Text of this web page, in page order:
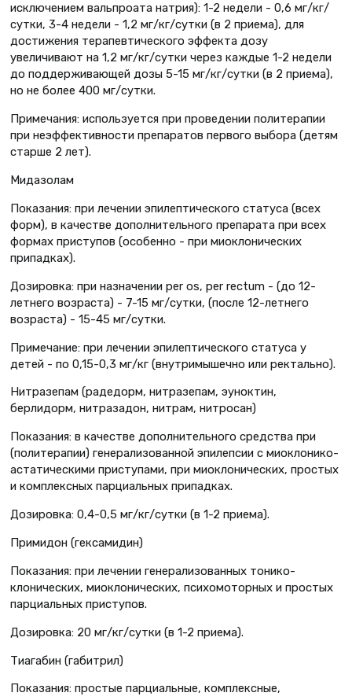
исключением вальпроата натрия): 1-2 недели - 0,6 мг/кг/
сутки, 3-4 недели - 1,2 мг/кг/сутки (в 2 приема), для
достижения терапевтического эффекта дозу
увеличивают на 1,2 мг/кг/сутки через каждые 1-2 недели
до поддерживающей дозы 5-15 мг/кг/сутки (в 2 приема),
но не более 400 мг/сутки.
Примечания: используется при проведении политерапии
при неэффективности препаратов первого выбора (детям
старше 2 лет).
Мидазолам
Показания: при лечении эпилептического статуса (всех
форм), в качестве дополнительного препарата при всех
формах приступов (особенно - при миоклонических
припадках).
Дозировка: при назначении per os, per rectum - (до 12-
летнего возраста) - 7-15 мг/cутки, (после 12-летнего
возраста) - 15-45 мг/сутки.
Примечание: при лечении эпилептического статуса у
детей - по 0,15-0,3 мг/кг (внутримышечно или ректально).
Нитразепам (радедорм, нитразепам, эуноктин,
берлидорм, нитразадон, нитрам, нитросан)
Показания: в качестве дополнительного средства при
(политерапии) генерализованной эпилепсии с миоклонико-
астатическими приступами, при миоклонических, простых
и комплексных парциальных припадках.
Дозировка: 0,4-0,5 мг/кг/сутки (в 1-2 приема).
Примидон (гексамидин)
Показания: при лечении генерализованных тонико-
клонических, миоклонических, психомоторных и простых
парциальных приступов.
Дозировка: 20 мг/кг/сутки (в 1-2 приема).
Тиагабин (габитрил)
Показания: простые парциальные, комплексные,